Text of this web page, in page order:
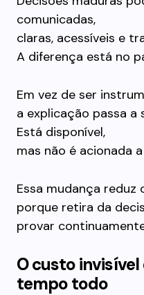
comunicadas,
claras, acessíveis e
A diferença está no
Em vez de ser
a explicação passa
Está disponível,
mas não é acionada
Essa mudança reduz
porque retira da
provar
O custo
tempo todo